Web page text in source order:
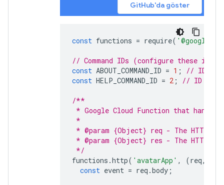
GitHub'da göster
const functions = require( '@google-
// Command IDs (configure these in
const ABOUT_COMMAND_ID = 1 ;
// ID for
const HELP_COMMAND_ID = 2 ; // ID for
/**
* Google Cloud Function that handles
*
* @param {Object} req - The HTTP
* @param {Object} res - The HTTP
*/
functions .http( 'avatarApp' , (req,
const event = req .body ;